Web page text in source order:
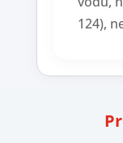
124),